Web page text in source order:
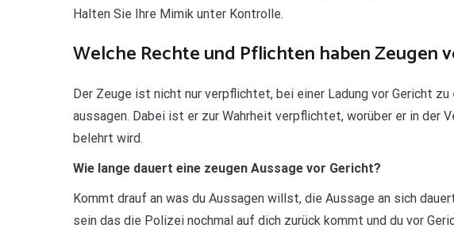
Halten Sie Ihre Mimik unter Kontrolle.
Welche Rechte und Pflichten haben Zeugen
Der Zeuge ist nicht nur verpflichtet, bei einer Ladung vor Gericht zu
aussagen. Dabei ist er zur Wahrheit verpflichtet, worüber er in der
belehrt wird.
Wie lange dauert eine zeugen Aussage vor Gericht?
Kommt drauf an was du Aussagen willst, die Aussage an sich
sein das die Polizei nochmal auf dich zurück kommt und du vor